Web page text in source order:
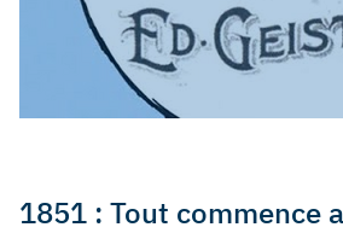
1851 : Tout commence